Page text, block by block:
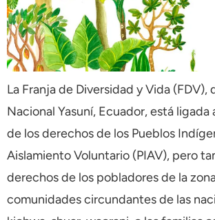
La Franja de Diversidad y Vida (FDV),
Nacional Yasuní, Ecuador, está
de los derechos de los Pueblos
Aislamiento Voluntario (PIAV), pero
derechos de los pobladores de la
comunidades circundantes de las